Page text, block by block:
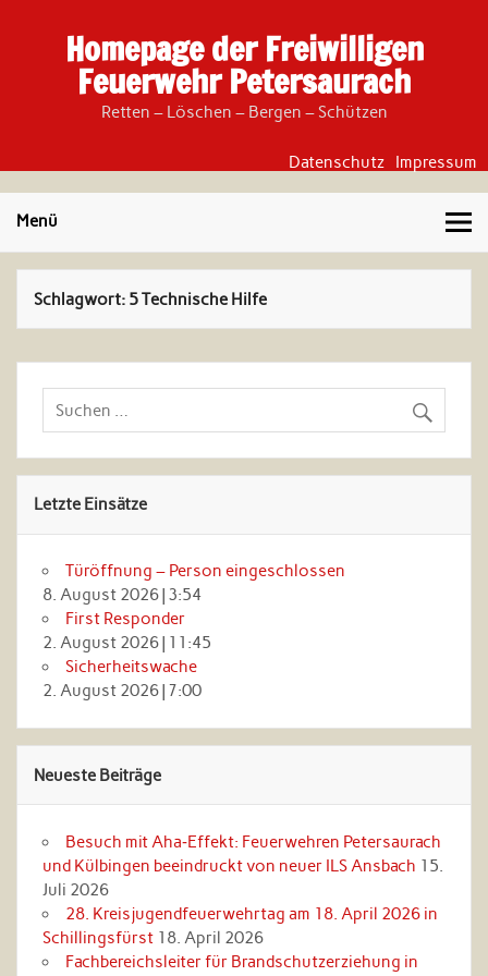
Homepage der Freiwilligen
Feuerwehr Petersaurach
Retten – Löschen – Bergen – Schützen
Datenschutz Impressum
Menü
Schlagwort: 5 Technische Hilfe
Letzte Einsätze
Türöffnung – Person eingeschlossen
8. August 2026| 3:54
First Responder
2. August 2026| 11:45
Sicherheitswache
2. August 2026| 7:00
Neueste Beiträge
Besuch mit Aha‑Effekt: Feuerwehren Petersaurach
und Külbingen beeindruckt von neuer ILS Ansbach 15.
Juli 2026
28. Kreisjugendfeuerwehrtag am 18. April 2026 in
Schillingsfürst 18. April 2026
Fachbereichsleiter für Brandschutzerziehung in